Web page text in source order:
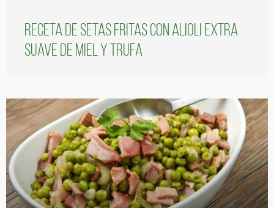
Receta de setas fritas con alioli extra
suave de miel y trufa